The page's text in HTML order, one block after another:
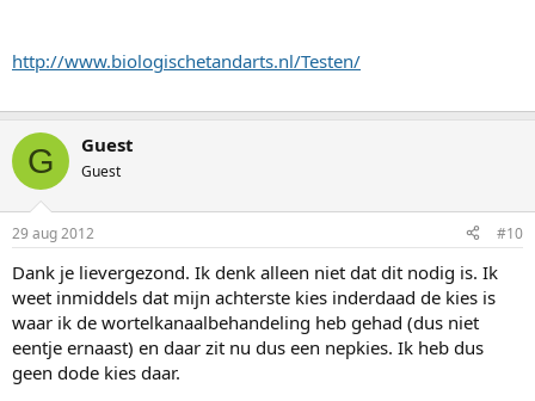
http://www.biologischetandarts.nl/Testen/
G Guest
Guest
29 aug 2012 #10
Dank je lievergezond. Ik denk alleen niet dat dit nodig is. Ik
weet inmiddels dat mijn achterste kies inderdaad de kies is
waar ik de wortelkanaalbehandeling heb gehad (dus niet
eentje ernaast) en daar zit nu dus een nepkies. Ik heb dus
geen dode kies daar.